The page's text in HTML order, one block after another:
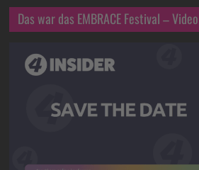
Das war das EMBRACE Festival –